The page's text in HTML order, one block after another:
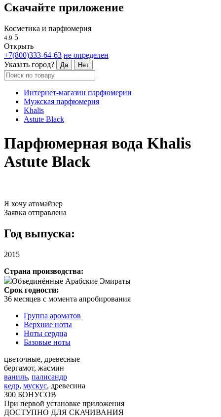
Скачайте приложение
Косметика и парфюмерия
4.9 5
Открыть
+7(800)333-64-63 не определен
Указать город?
Да Нет
Интернет-магазин парфюмерии
Мужская парфюмерия
Khalis
Astute Black
Парфюмерная вода Khalis
Astute Black
Я хочу атомайзер
Заявка отправлена
Год выпуска:
2015
Страна производства:
Объединённые Арабские Эмираты
Срок годности:
36 месяцев с момента апробирования
Группа ароматов
Верхние ноты
Ноты сердца
Базовые ноты
цветочные, древесные
бергамот, жасмин
ваниль, палисандр
кедр, мускус, древесина
300 БОНУСОВ
При первой установке приложения
ДОСТУПНО ДЛЯ СКАЧИВАНИЯ